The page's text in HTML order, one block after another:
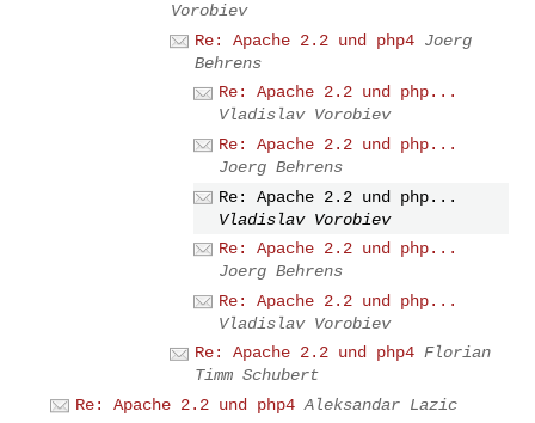
Vorobiev
Re: Apache 2.2 und php4 Joerg
Behrens
Re: Apache 2.2 und php...
Vladislav Vorobiev
Re: Apache 2.2 und php...
Joerg Behrens
Re: Apache 2.2 und php...
Vladislav Vorobiev
Re: Apache 2.2 und php...
Joerg Behrens
Re: Apache 2.2 und php...
Vladislav Vorobiev
Re: Apache 2.2 und php4 Florian
Timm Schubert
Re: Apache 2.2 und php4 Aleksandar Lazic